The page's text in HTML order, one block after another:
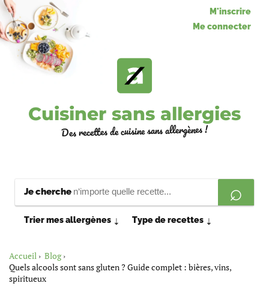
M'inscrire
Me connecter
Cuisiner sans allergies
Des recettes de cuisine sans allergènes !
Je cherche
Trier mes allergènes ⇣ Type de recettes ⇣
Accueil
Blog
Quels alcools sont sans gluten ? Guide complet : bières, vins,
spiritueux